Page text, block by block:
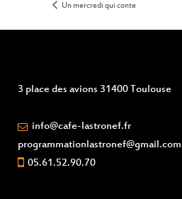
Un mercredi qui conte
3 place des avions 31400 Toulouse
info@cafe-lastronef.fr
programmationlastronef@gmail.com
05.61.52.90.70